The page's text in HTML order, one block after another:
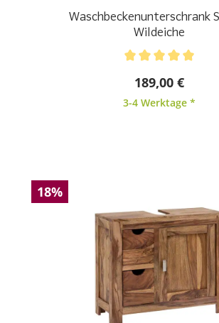
Waschbeckenunterschrank
Wildeiche
189,00 €
3-4 Werktage *
18%